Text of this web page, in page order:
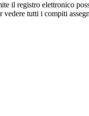
il registro elettronico
tutti i compiti